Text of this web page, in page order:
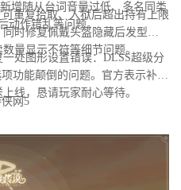
增随从台词音量过低、多名同类
动作错乱等问题。
复拾取、入狱后超出持有上限
时修复佩戴头盔隐藏后发型异
量显示不符等细节问题。
处图形设置错误：DLSS超级分
功能颠倒的问题。官方表示补丁
线，恳请玩家耐心等待。